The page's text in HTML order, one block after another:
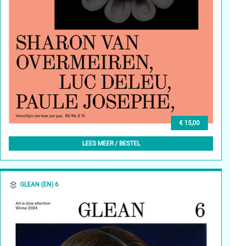
€ 15,00
GLEAN (NL) 7, WINTER 2025
LEES MEER / BESTEL
GLEAN (EN) 6